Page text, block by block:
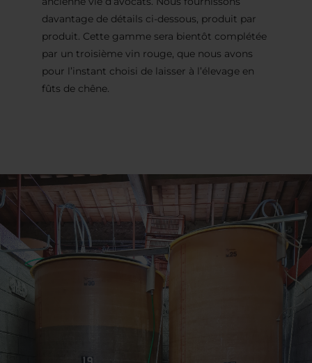
davantage de détails ci-dessous, produit par
produit. Cette gamme sera bientôt complétée
par un troisième vin rouge, que nous avons
pour l’instant choisi de laisser à l’élevage en
fûts de chêne.